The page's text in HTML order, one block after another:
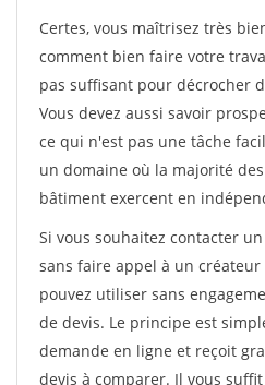
Certes, vous maîtrisez très
comment bien faire votre
pas suffisant pour décrocher
Vous devez aussi savoir
ce qui n'est pas une tâche
un domaine où la majorité
bâtiment exercent en
Si vous souhaitez contacter
sans faire appel à un créateur
pouvez utiliser sans
de devis. Le principe est
demande en ligne et reçoit
devis à comparer. Il vous